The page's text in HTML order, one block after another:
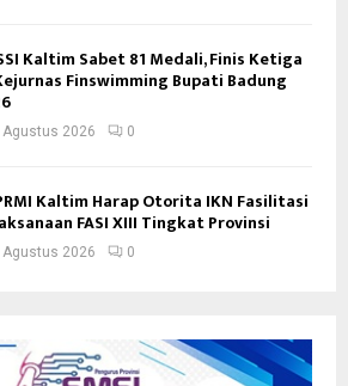
Kaltim Sabet 81 Medali, Finis Ketiga
Finswimming Bupati Badung
Agustus 2026 0
Kaltim Harap Otorita IKN Fasilitasi
FASI XIII Tingkat Provinsi
Agustus 2026 0